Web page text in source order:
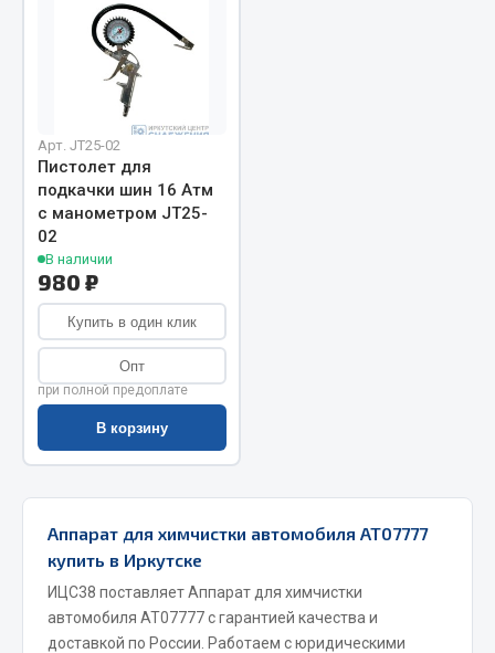
Показать ещё
Весь раздел
Запчасти на полуприцепы
Амортизаторы для полуприцепов
Запчасти КамАЗ
Система питания
Система выпуска газа
Система охлаждения
Коробка передач ZF
Показать ещё
Весь раздел
Арт. JT25-02
Пистолет для
подкачки шин 16 Атм
с манометром JT25-
02
В наличии
980 ₽
Купить в один клик
Опт
при полной предоплате
В корзину
Аппарат для химчистки автомобиля AT07777
купить в Иркутске
ИЦС38 поставляет Аппарат для химчистки
автомобиля AT07777 с гарантией качества и
доставкой по России. Работаем с юридическими